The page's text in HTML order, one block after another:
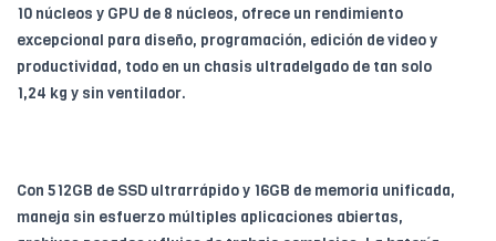
10 núcleos y GPU de 8 núcleos, ofrece un rendimiento
excepcional para diseño, programación, edición de video y
productividad, todo en un chasis ultradelgado de tan solo
1,24 kg y sin ventilador.
Con 512GB de SSD ultrarrápido y 16GB de memoria unificada,
maneja sin esfuerzo múltiples aplicaciones abiertas,